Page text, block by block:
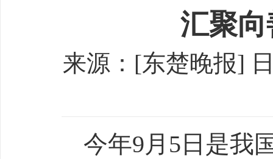
汇聚
来源：[东楚晚报]
今年9月5日是我